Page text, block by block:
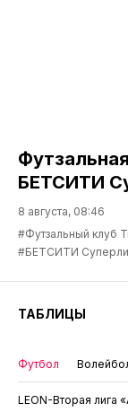
БЕТСИТИ
8 августа, 08:46
#Футзальный клуб
#БЕТСИТИ
ТАБЛИЦЫ
Футбол
LEON-Вторая лига